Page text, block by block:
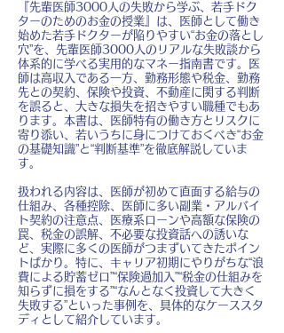
『先輩医師3000人の失敗から学ぶ、若手ドク
ターのためのお金の授業』は、医師として働き
始めた若手ドクターが陥りやすい“お金の落とし
穴”を、先輩医師3000人のリアルな失敗談から
体系的に学べる実用的なマネー指南書です。医
師は高収入である一方、勤務形態や税金、勤務
先との契約、保険や投資、不動産に関する判断
を誤ると、大きな損失を招きやすい職種でもあ
ります。本書は、医師特有の働き方とリスクに
寄り添い、若いうちに身につけておくべき“お金
の基礎知識”と“判断基準”を徹底解説していま
す。
扱われる内容は、医師が初めて直面する給与の
仕組み、各種控除、医師に多い副業・アルバイ
ト契約の注意点、医療系ローンや高額な保険の
罠、税金の誤解、不必要な投資話への誘いな
ど、実際に多くの医師がつまずいてきたポイン
トばかり。特に、キャリア初期にやりがちな“浪
費による貯蓄ゼロ”“保険過加入”“税金の仕組みを
知らずに損をする”“なんとなく投資して大きく
失敗する”といった事例を、具体的なケーススタ
ディとして紹介しています。